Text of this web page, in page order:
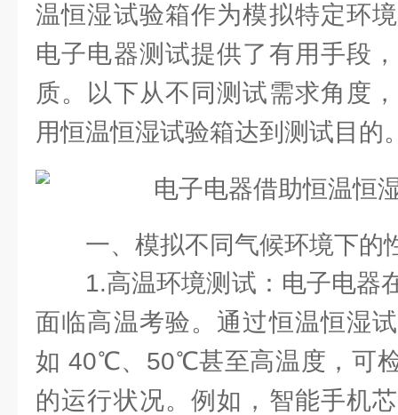
温恒湿试验箱作为模拟特定环
电子电器测试提供了有用手段
质。以下从不同测试需求角度
用恒温恒湿试验箱达到测试目的
一、模拟不同气候环境下的
1.高温环境测试：电子电器
面临高温考验。通过恒温恒湿
如 40℃、50℃甚至高温度，可
的运行状况。例如，智能手机